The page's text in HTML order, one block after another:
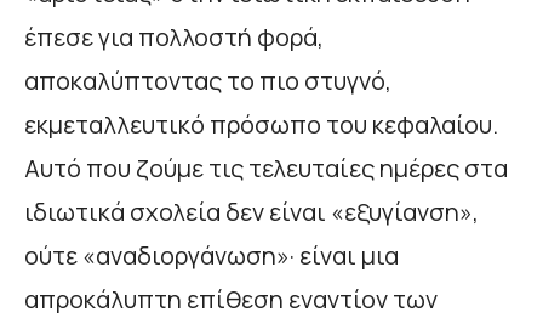
έπεσε για πολλοστή φορά,
αποκαλύπτοντας το πιο στυγνό,
εκμεταλλευτικό πρόσωπο του κεφαλαίου.
Αυτό που ζούμε τις τελευταίες ημέρες στα
ιδιωτικά σχολεία δεν είναι «εξυγίανση»,
ούτε «αναδιοργάνωση»· είναι μια
απροκάλυπτη επίθεση εναντίον των